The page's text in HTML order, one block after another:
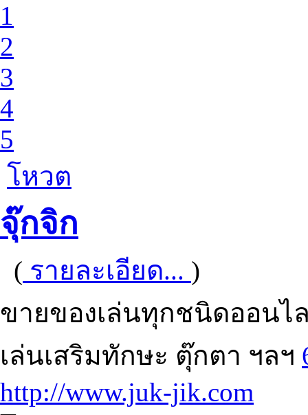
1
2
3
4
5
โหวต
จุ๊กจิก
( รายละเอียด... )
ขายของเล่นทุกชนิดออนไ
เล่นเสริมทักษะ ตุ๊กตา ฯลฯ
http://www.juk-jik.com